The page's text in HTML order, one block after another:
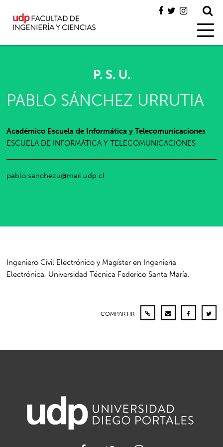
P. S. U.
PABLO SÁNCHEZ URRUTIA
Académico Escuela de Informática y Telecomunicaciones
ESCUELA DE INFORMÁTICA Y TELECOMUNICACIONES
pablo.sanchezu@mail.udp.cl
Ingeniero Civil Electrónico y Magíster en Ingeniería
Electrónica, Universidad Técnica Federico Santa María.
COMPARTIR